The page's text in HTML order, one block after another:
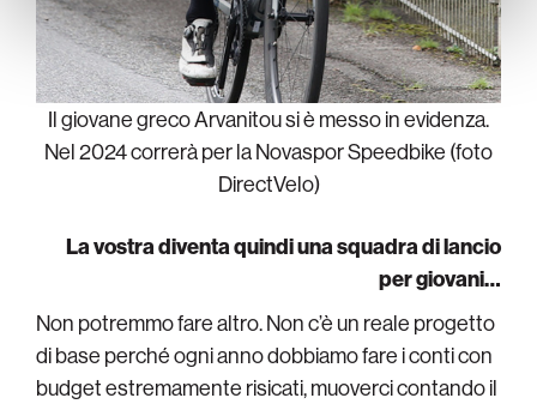
Il giovane greco Arvanitou si è messo in evidenza.
Nel 2024 correrà per la Novaspor Speedbike (foto
DirectVelo)
La vostra diventa quindi una squadra di lancio
per giovani…
Non potremmo fare altro. Non c’è un reale progetto
di base perché ogni anno dobbiamo fare i conti con
budget estremamente risicati, muoverci contando il